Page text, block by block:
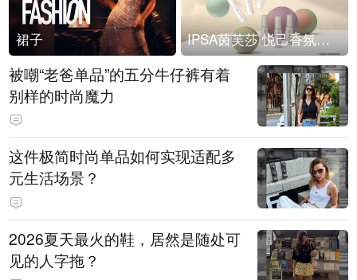
裙子 IPSA茵芙莎 悦己香氛凝露上市
被嘲“老爸单品”的五分牛仔裤有着
别样的时尚魔力
这件极简时尚单品如何实现适配多
元生活场景？
2026夏天最火的鞋，居然是随处可
见的人字拖？